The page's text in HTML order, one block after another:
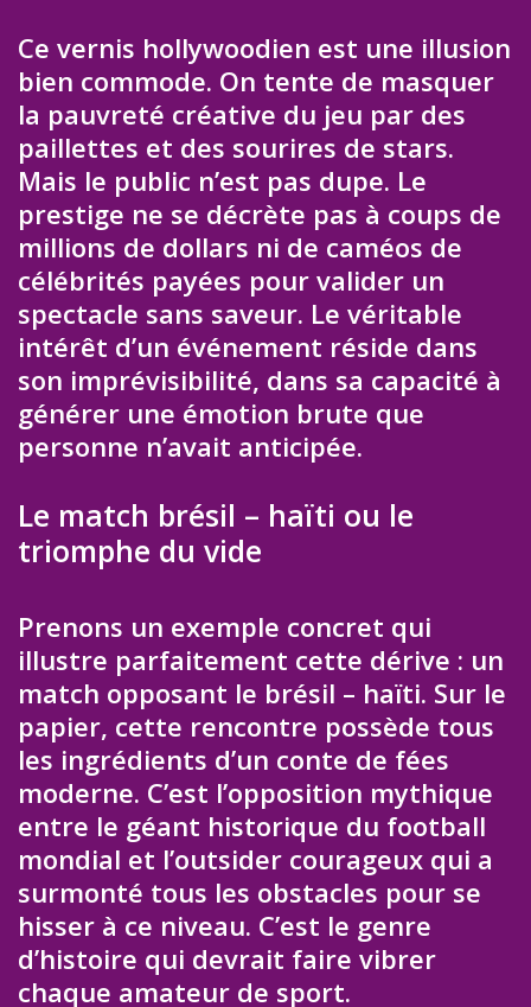
Ce vernis hollywoodien est une illusion
bien commode. On tente de masquer
la pauvreté créative du jeu par des
paillettes et des sourires de stars.
Mais le public n’est pas dupe. Le
prestige ne se décrète pas à coups de
millions de dollars ni de caméos de
célébrités payées pour valider un
spectacle sans saveur. Le véritable
intérêt d’un événement réside dans
son imprévisibilité, dans sa capacité à
générer une émotion brute que
personne n’avait anticipée.
Le match brésil – haïti ou le
triomphe du vide
Prenons un exemple concret qui
illustre parfaitement cette dérive : un
match opposant le brésil – haïti. Sur le
papier, cette rencontre possède tous
les ingrédients d’un conte de fées
moderne. C’est l’opposition mythique
entre le géant historique du football
mondial et l’outsider courageux qui a
surmonté tous les obstacles pour se
hisser à ce niveau. C’est le genre
d’histoire qui devrait faire vibrer
chaque amateur de sport.